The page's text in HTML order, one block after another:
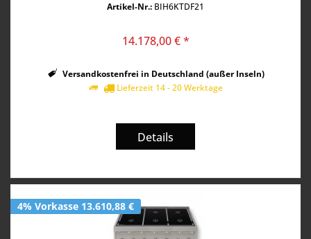
Artikel-Nr.: BIH6KTDF21
14.178,00 € *
Versandkostenfrei in Deutschland (außer Inseln)
Lieferzeit 14 - 20 Werktage
Details
4% Vorkasse 13.610,88 €